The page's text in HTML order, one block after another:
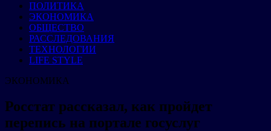
ПОЛИТИКА
ЭКОНОМИКА
ОБЩЕСТВО
РАССЛЕДОВАНИЯ
ТЕХНОЛОГИИ
LIFE STYLE
ЭКОНОМИКА
Росстат рассказал, как пройдет
перепись на портале госуслуг